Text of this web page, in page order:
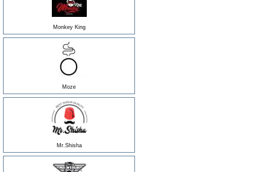
Monkey King
Moze
Mr.Shisha